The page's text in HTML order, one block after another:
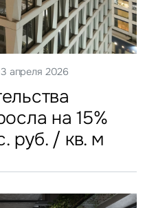
апреля 2026
на 15%
руб. / кв. м
12 мая 2026
практически
июля 2026
готовую
27 июля 2026
29 мая 2026